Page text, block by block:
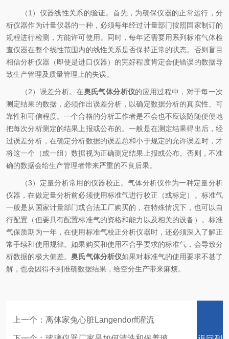
（1）仪器线性关系的验证。首先，为确保仪器的正常运行，分
析仪器作为计量仪器的一种，必须每年经过计量部门按照国家制订的
规程进行检测，方能许可使用。同时，每年还需要用系列标准气体检
查仪器在整个线性范围内的线性关系是否保持正常的状态。否则盲目
相信分析仪器（即使是进口仪器）的完好程度肯定会使错误的数据导
致生产管理及质量管理上的失误。
（2）误差分析。在奥氏气体分析仪的应用过程中，对于每一次
测定结果的数据，必须作出误差分析，以确定数据分析的真实性、可
靠性和可信程度。一个合格的分析工作者是不会也不应该随随便便地
把每次分析测定的结果上报或公布的。一般是在测定结果得出后，经
过误差分析，在确定分析数据的误差总和小于规定的允许误差时，才
将这一个（或一组）数据视为正确测定结果上报或公布。否则，不准
确的数据会给生产管理者带来严重的不良后果。
（3）定量分析常用的仪器校正。气体分析仪作为一种定量分析
仪器，在做定量分析前必须使用标准气进行校正（或标定）。标准气
一般是从国家计量部门或合法工厂购买的，在特殊情况下，也可以自
行配置（但要具有配置标准气的资格和能力以及相关的设备）。标准
气保质期为一年，在使用标准气校正分析仪器时，还必须深入了解正
常手续和使用规律。如果购买和使用不合乎要求的标准气，会导致分
析数据的极大偏差。奥氏气体分析仪如果对标准气的使用要求不甚了
解，也会因得不到准确数据结果，给空分生产带来麻烦。
上一个： 离体家兔心脏Langendorff灌流